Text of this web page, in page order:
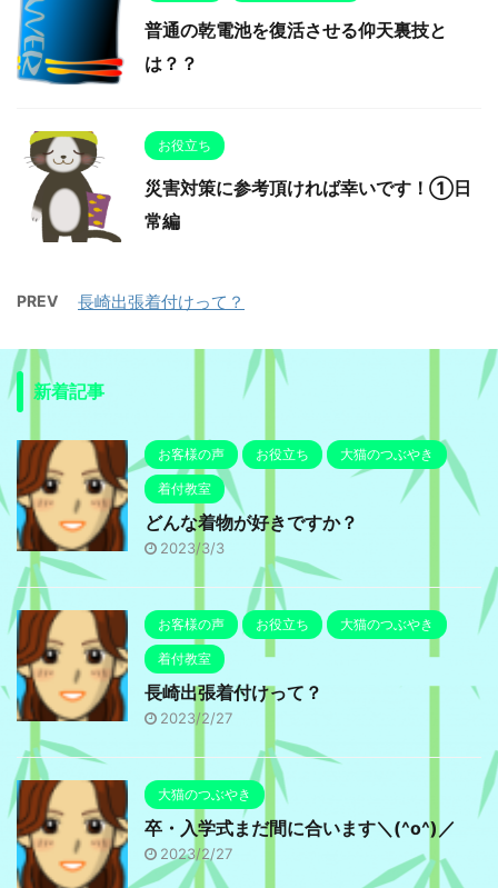
普通の乾電池を復活させる仰天裏技と
は？？
お役立ち
災害対策に参考頂ければ幸いです！①日
常編
PREV 長崎出張着付けって？
新着記事
お客様の声 お役立ち 大猫のつぶやき
着付教室
どんな着物が好きですか？
2023/3/3
お客様の声 お役立ち 大猫のつぶやき
着付教室
長崎出張着付けって？
2023/2/27
大猫のつぶやき
卒・入学式まだ間に合います＼(^o^)／
2023/2/27